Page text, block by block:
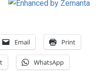
Email Print
WhatsApp